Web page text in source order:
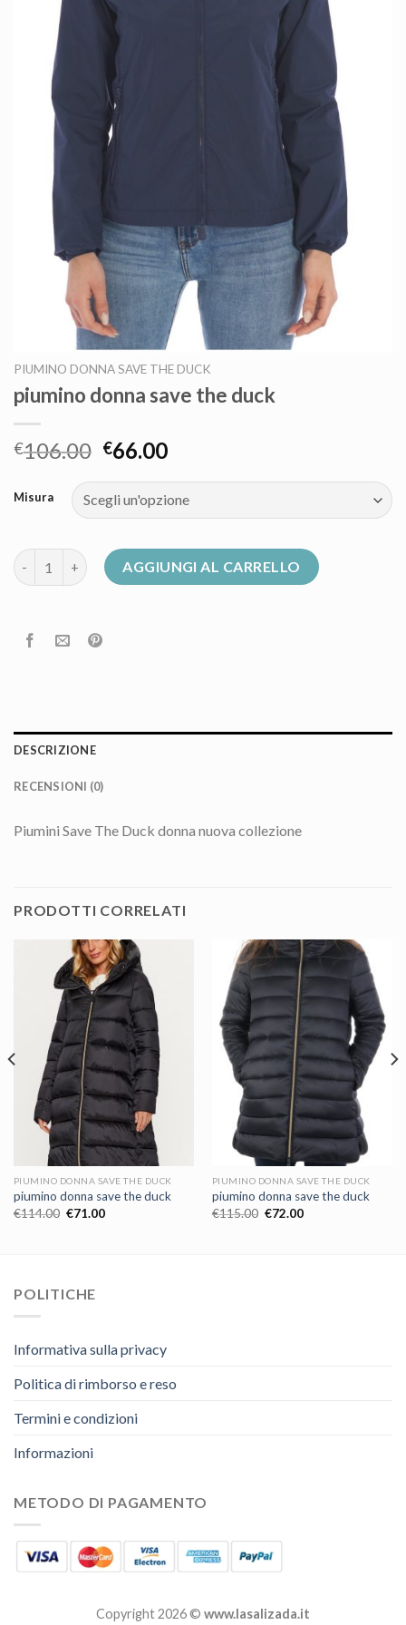
PIUMINO DONNA SAVE THE DUCK
piumino donna save the duck
€106.00 €66.00
Misura
piumino donna save the duck quantità
AGGIUNGI AL CARRELLO
DESCRIZIONE
RECENSIONI (0)
Piumini Save The Duck donna nuova collezione
PRODOTTI CORRELATI
PIUMINO DONNA SAVE THE DUCK
piumino donna save the duck
€114.00 €71.00
PIUMINO DONNA SAVE THE DUCK
piumino donna save the duck
€115.00 €72.00
POLITICHE
Informativa sulla privacy
Politica di rimborso e reso
Termini e condizioni
Informazioni
METODO DI PAGAMENTO
Copyright 2026 © www.lasalizada.it